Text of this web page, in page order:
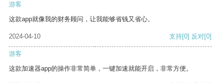
游客
这款app就像我的财务顾问，让我能够省钱又省心。
2024-04-10 支持[0] 反对[0]
游客
这款加速器app的操作非常简单，一键加速就能开启，非常方便。